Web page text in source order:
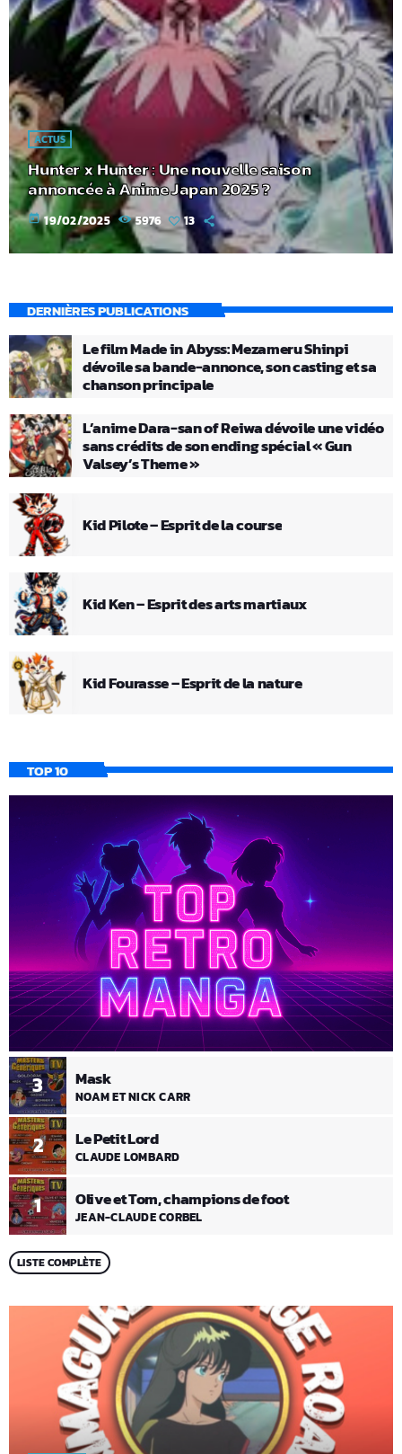
ACTUS
Hunter x Hunter : Une nouvelle saison
annoncée à Anime Japan 2025 ?
today 19/02/2025 5976 13
DERNIÈRES PUBLICATIONS
Le film Made in Abyss: Mezameru Shinpi
dévoile sa bande-annonce, son casting et sa
chanson principale
L’anime Dara-san of Reiwa dévoile une vidéo
sans crédits de son ending spécial « Gun
Valsey’s Theme »
Kid Pilote – Esprit de la course
Kid Ken – Esprit des arts martiaux
Kid Fourasse – Esprit de la nature
TOP 10
1 Olive et Tom, champions de foot
JEAN-CLAUDE CORBEL
2 Le Petit Lord
CLAUDE LOMBARD
3 Mask
NOAM ET NICK CARR
LISTE COMPLÈTE